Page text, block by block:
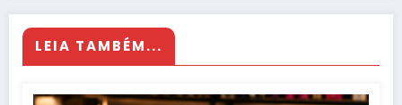
LEIA TAMBÉM...